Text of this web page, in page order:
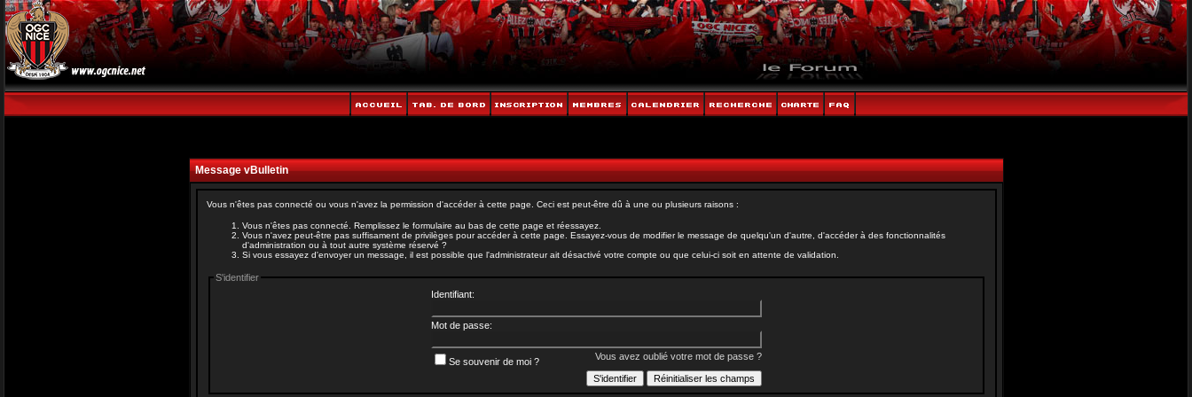
Message vBulletin
Vous n'êtes pas connecté ou vous n'avez la permission d'accéder à cette page. Ceci est peut-être dû à une ou plusieurs raisons :
Vous n'êtes pas connecté. Remplissez le formulaire au bas de cette page et réessayez.
Vous n'avez peut-être pas suffisament de privilèges pour accéder à cette page. Essayez-vous de modifier le message de quelqu'un d'autre, d'accéder à des fonctionnalités
d'administration ou à tout autre système réservé ?
Si vous essayez d'envoyer un message, il est possible que l'administrateur ait désactivé votre compte ou que celui-ci soit en attente de validation.
S'identifier
Identifiant:
Mot de passe:
Vous avez oublié votre mot de passe ?
Se souvenir de moi ?